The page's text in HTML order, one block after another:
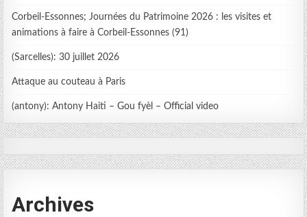
Corbeil-Essonnes; Journées du Patrimoine 2026 : les visites et
animations à faire à Corbeil-Essonnes (91)
(Sarcelles): 30 juillet 2026
Attaque au couteau à Paris
(antony): Antony Haiti – Gou fyèl – Official video
Archives